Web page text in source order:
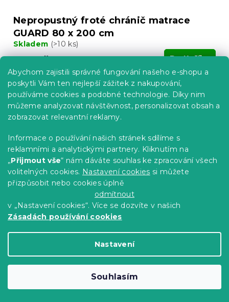
Abychom zajistili správné fungování našeho e-shopu a
poskytli Vám ten nejlepší zážitek z nakupování,
používáme cookies a podobné technologie. Díky nim
můžeme analyzovat návštěvnost, personalizovat obsah a
zobrazovat relevantní reklamy.
Informace o používání našich stránek sdílíme s
reklamními a analytickými partnery. Kliknutím na
„Přijmout vše“ nám dáváte souhlas ke zpracování všech
volitelných cookies. Nastavení cookies si můžete
přizpůsobit nebo cookies úplně
odmítnout
v „Nastavení cookies“. Více se dozvíte v našich
Zásadách používání cookies
Nastavení
Souhlasím
Nepropustný froté chránič matrace
GUARD 80 x 200 cm
Skladem (>10 ks)
219 Kč Do Košíku
-10 % s kódem:
MINUS10
Nepropustný chránič matrace
PROŠÍVANÝ 140 x 200 cm
Skladem(>10 ks)